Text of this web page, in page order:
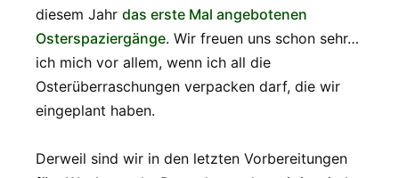
diesem Jahr das erste Mal angebotenen
Osterspaziergänge. Wir freuen uns schon sehr…
ich mich vor allem, wenn ich all die
Osterüberraschungen verpacken darf, die wir
eingeplant haben.
Derweil sind wir in den letzten Vorbereitungen